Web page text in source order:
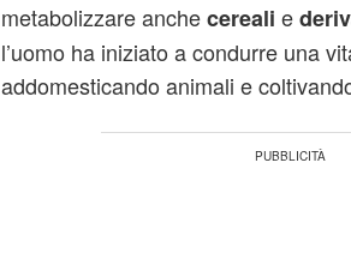
metabolizzare anchecereali e
l’uomo ha iniziato a condurre una
addomesticando animali e